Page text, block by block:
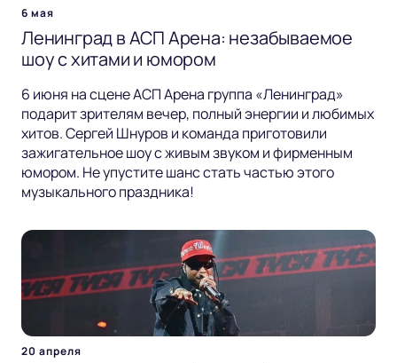
6 мая
Ленинград в АСП Арена: незабываемое
шоу с хитами и юмором
6 июня на сцене АСП Арена группа «Ленинград»
подарит зрителям вечер, полный энергии и любимых
хитов. Сергей Шнуров и команда приготовили
зажигательное шоу с живым звуком и фирменным
юмором. Не упустите шанс стать частью этого
музыкального праздника!
20 апреля